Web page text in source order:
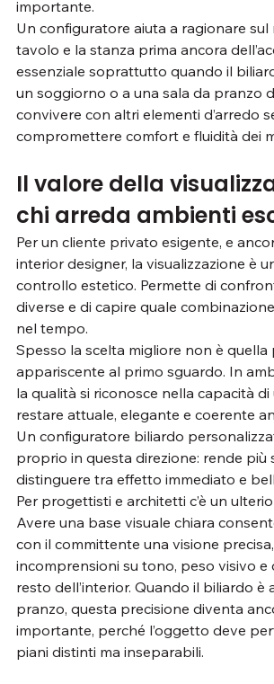
importante.
Un configuratore aiuta a ragionare
tavolo e la stanza prima ancora
essenziale soprattutto quando il
un soggiorno o a una sala da pranzo
convivere con altri elementi d’arredo
compromettere comfort e fluidità dei
Il valore della
chi arreda ambienti
Per un cliente privato esigente, e
interior designer, la visualizzazione è
controllo estetico. Permette di
diverse e di capire quale
nel tempo.
Spesso la scelta migliore non è quella
appariscente al primo sguardo. In
la qualità si riconosce nella capacità
restare attuale, elegante e coerente
Un configuratore biliardo
proprio in questa direzione: rende più
distinguere tra effetto immediato e
Per progettisti e architetti c’è un
Avere una base visuale chiara
con il committente una visione
incomprensioni su tono, peso visivo e
resto dell’interior. Quando il biliardo è
pranzo, questa precisione diventa
importante, perché l’oggetto deve
piani distinti ma inseparabili.